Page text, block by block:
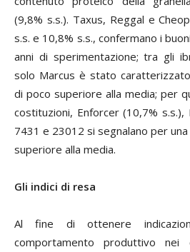
(9,8% s.s.). Taxus, Reggal e
s.s. e 10,8% s.s., confermano i
anni di sperimentazione; tra gli
solo Marcus è stato
di poco superiore alla media; per
costituzioni, Enforcer (10,7% s.s.),
7431 e 23012 si segnalano per
superiore alla media.
Gli indici di resa
Al fine di ottenere
comportamento produttivo nei